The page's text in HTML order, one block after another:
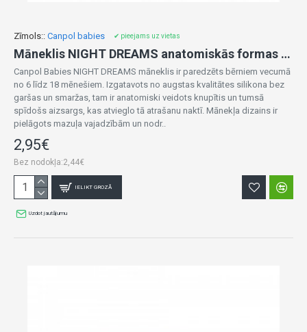
Zīmols:: Canpol babies ✔ pieejams uz vietas
Māneklis NIGHT DREAMS anatomiskās formas 6-18m 22/501 pink
Canpol Babies NIGHT DREAMS māneklis ir paredzēts bērniem vecumā
no 6 līdz 18 mēnešiem. Izgatavots no augstas kvalitātes silikona bez
garšas un smaržas, tam ir anatomiski veidots knupītis un tumsā
spīdošs aizsargs, kas atvieglo tā atrašanu naktī. Mānekļa dizains ir
pielāgots mazuļa vajadzībām un nodr..
2,95€
Bez nodokļa:2,44€
IELIKT GROZĀ
Uzdot jautājumu